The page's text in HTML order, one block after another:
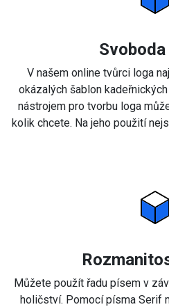
V našem online tvůrci loga
okázalých šablon
nástrojem pro tvorbu loga
kolik chcete. Na jeho použití
Můžete použít řadu písem v
holičství. Pomocí písma Serif